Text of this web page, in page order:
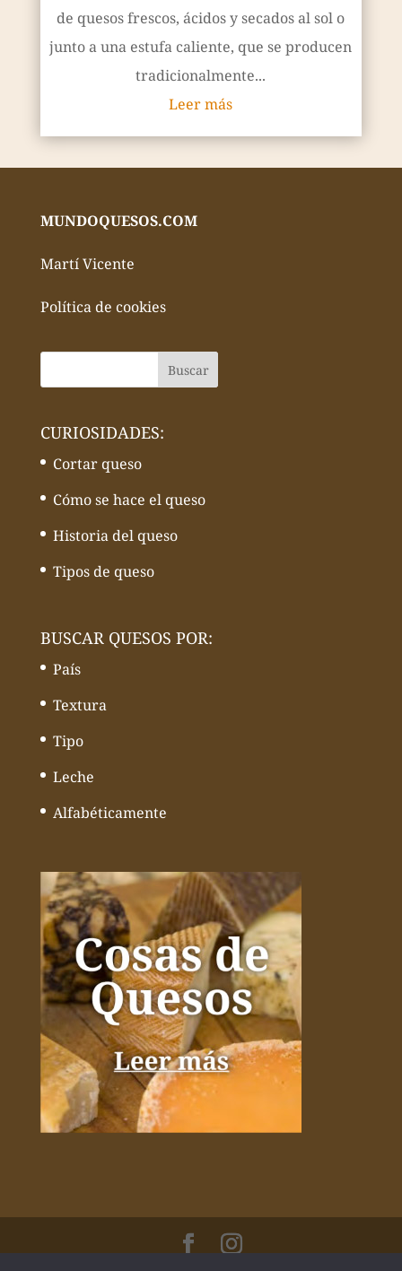
de quesos frescos, ácidos y secados al sol o
junto a una estufa caliente, que se producen
tradicionalmente...
Leer más
MUNDOQUESOS.COM
Martí Vicente
Política de cookies
CURIOSIDADES:
Cortar queso
Cómo se hace el queso
Historia del queso
Tipos de queso
BUSCAR QUESOS POR:
País
Textura
Tipo
Leche
Alfabéticamente